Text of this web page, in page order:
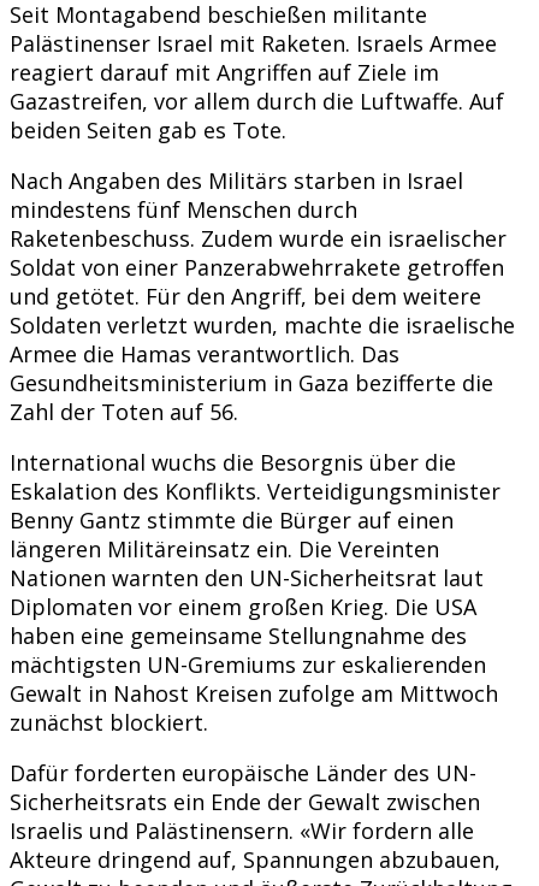
Seit Montagabend beschießen militante
Palästinenser Israel mit Raketen. Israels Armee
reagiert darauf mit Angriffen auf Ziele im
Gazastreifen, vor allem durch die Luftwaffe. Auf
beiden Seiten gab es Tote.
Nach Angaben des Militärs starben in Israel
mindestens fünf Menschen durch
Raketenbeschuss. Zudem wurde ein israelischer
Soldat von einer Panzerabwehrrakete getroffen
und getötet. Für den Angriff, bei dem weitere
Soldaten verletzt wurden, machte die israelische
Armee die Hamas verantwortlich. Das
Gesundheitsministerium in Gaza bezifferte die
Zahl der Toten auf 56.
International wuchs die Besorgnis über die
Eskalation des Konflikts. Verteidigungsminister
Benny Gantz stimmte die Bürger auf einen
längeren Militäreinsatz ein. Die Vereinten
Nationen warnten den UN-Sicherheitsrat laut
Diplomaten vor einem großen Krieg. Die USA
haben eine gemeinsame Stellungnahme des
mächtigsten UN-Gremiums zur eskalierenden
Gewalt in Nahost Kreisen zufolge am Mittwoch
zunächst blockiert.
Dafür forderten europäische Länder des UN-
Sicherheitsrats ein Ende der Gewalt zwischen
Israelis und Palästinensern. «Wir fordern alle
Akteure dringend auf, Spannungen abzubauen,